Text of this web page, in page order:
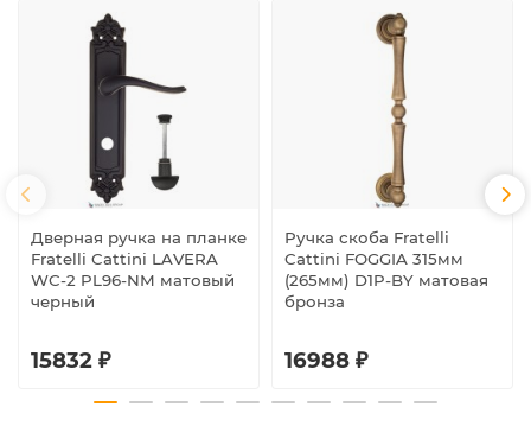
Дверная ручка на планке
Fratelli Cattini LAVERA
WC-2 PL96-NM матовый
черный
15832 ₽
Ручка скоба Fratelli
Cattini FOGGIA 315мм
(265мм) D1P-BY матовая
бронза
16988 ₽